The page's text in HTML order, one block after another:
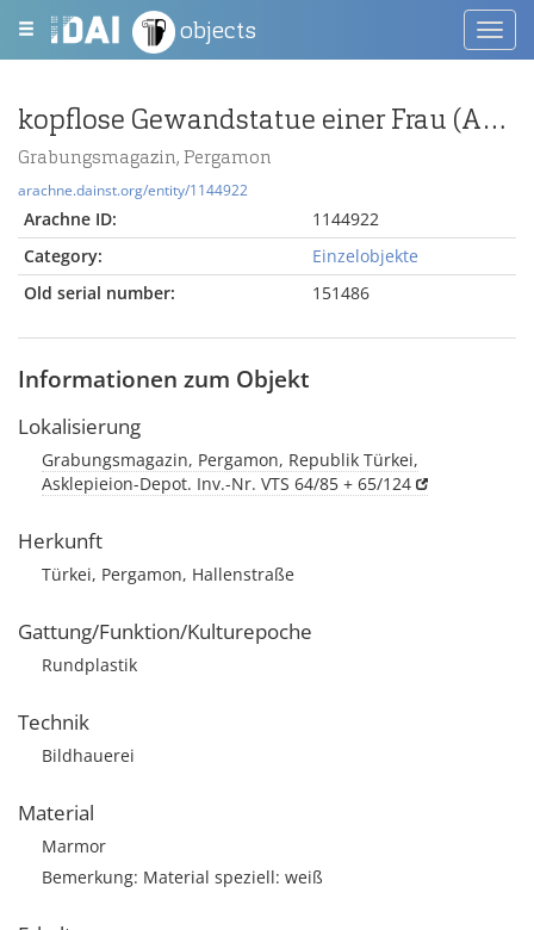
objects
kopflose Gewandstatue einer Frau (Artemis?)
Grabungsmagazin, Pergamon
arachne.dainst.org/entity/1144922
Arachne ID:
1144922
Category:
Einzelobjekte
Old serial number:
151486
Informationen zum Objekt
Lokalisierung
Grabungsmagazin, Pergamon, Republik Türkei,
Asklepieion-Depot. Inv.-Nr. VTS 64/85 + 65/124
Herkunft
Türkei, Pergamon, Hallenstraße
Gattung/Funktion/Kulturepoche
Rundplastik
Technik
Bildhauerei
Material
Marmor
Bemerkung: Material speziell: weiß